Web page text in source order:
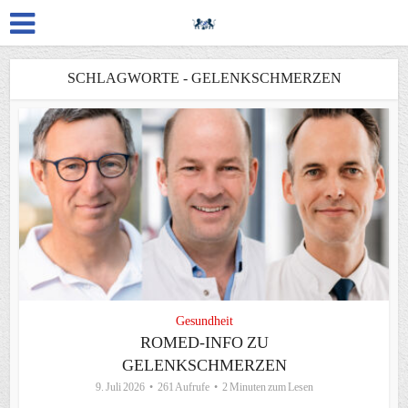
SCHLAGWORTE - GELENKSCHMERZEN
Gesundheit
ROMED-INFO ZU
GELENKSCHMERZEN
9. Juli 2026 261 Aufrufe 2 Minuten zum Lesen